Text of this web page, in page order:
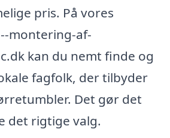
pris. På vores
montering-af-
kan du nemt finde og
fagfolk, der tilbyder
Det gør det
det rigtige valg.